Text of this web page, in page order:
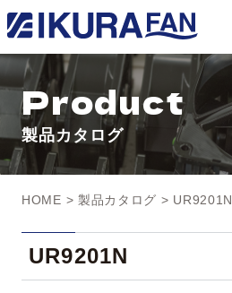
Product
製品カタログ
HOME > 製品カタログ > UR9201N
UR9201N